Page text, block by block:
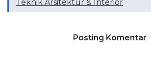
Teknik Arsitektur & Interior
Posting Komentar